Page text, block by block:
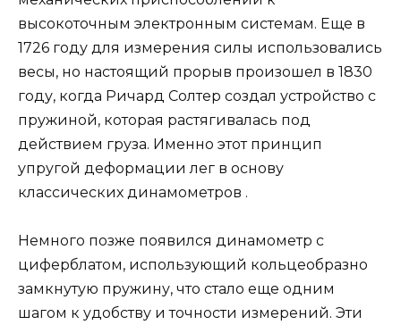
высокоточным электронным системам. Еще в
1726 году для измерения силы использовались
весы, но настоящий прорыв произошел в 1830
году, когда Ричард Солтер создал устройство с
пружиной, которая растягивалась под
действием груза. Именно этот принцип
упругой деформации лег в основу
классических динамометров .
Немного позже появился динамометр с
циферблатом, использующий кольцеобразно
замкнутую пружину, что стало еще одним
шагом к удобству и точности измерений. Эти